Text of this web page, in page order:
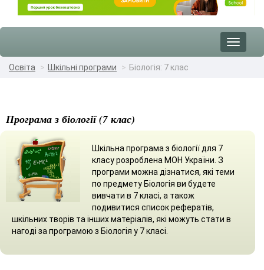
Toggle
Освіта
Шкільні програми Біологія: 7 клас
Програма з біології (7 клас)
Шкільна програма з біології для 7
класу розроблена МОН України. З
програми можна дізнатися, які теми
по предмету Біологія ви будете
вивчати в 7 класі, а також
подивитися список рефератів,
шкільних творів та інших матеріалів, які можуть стати в
нагоді за програмою з Біологія у 7 класі.